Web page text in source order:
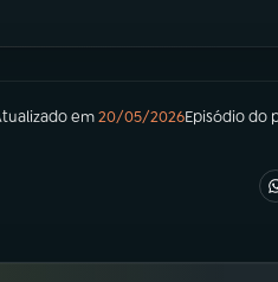
em20/05/2026Episódiodo